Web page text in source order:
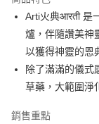
Apple Pay
街口支付
悠遊付
ATM付款
Arti火典आरती 是
爐，伴隨讚美神
以獲得神靈的恩
除了滿滿的儀式
草藥，大範圍淨
銷售重點